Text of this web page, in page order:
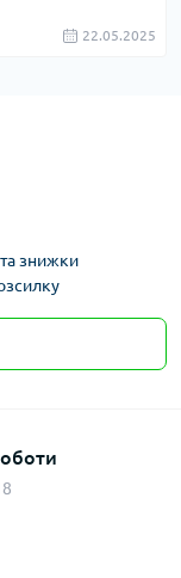
22.05.2025
знижки